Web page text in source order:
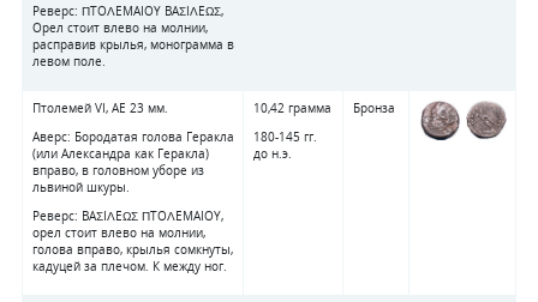
Реверс: ΠTOΛEMAIOY BAΣIΛEΩΣ,
Орел стоит влево на молнии,
расправив крылья, монограмма в
левом поле.
Птолемей VI, AE 23 мм.
Аверс: Бородатая голова Геракла
(или Александра как Геракла)
вправо, в головном уборе из
львиной шкуры.
Реверс: BAΣIΛEΩΣ ΠTOΛEMAIOY,
орел стоит влево на молнии,
голова вправо, крылья сомкнуты,
кадуцей за плечом. К между ног.
10,42 грамма
180-145 гг.
до н.э.
Бронза